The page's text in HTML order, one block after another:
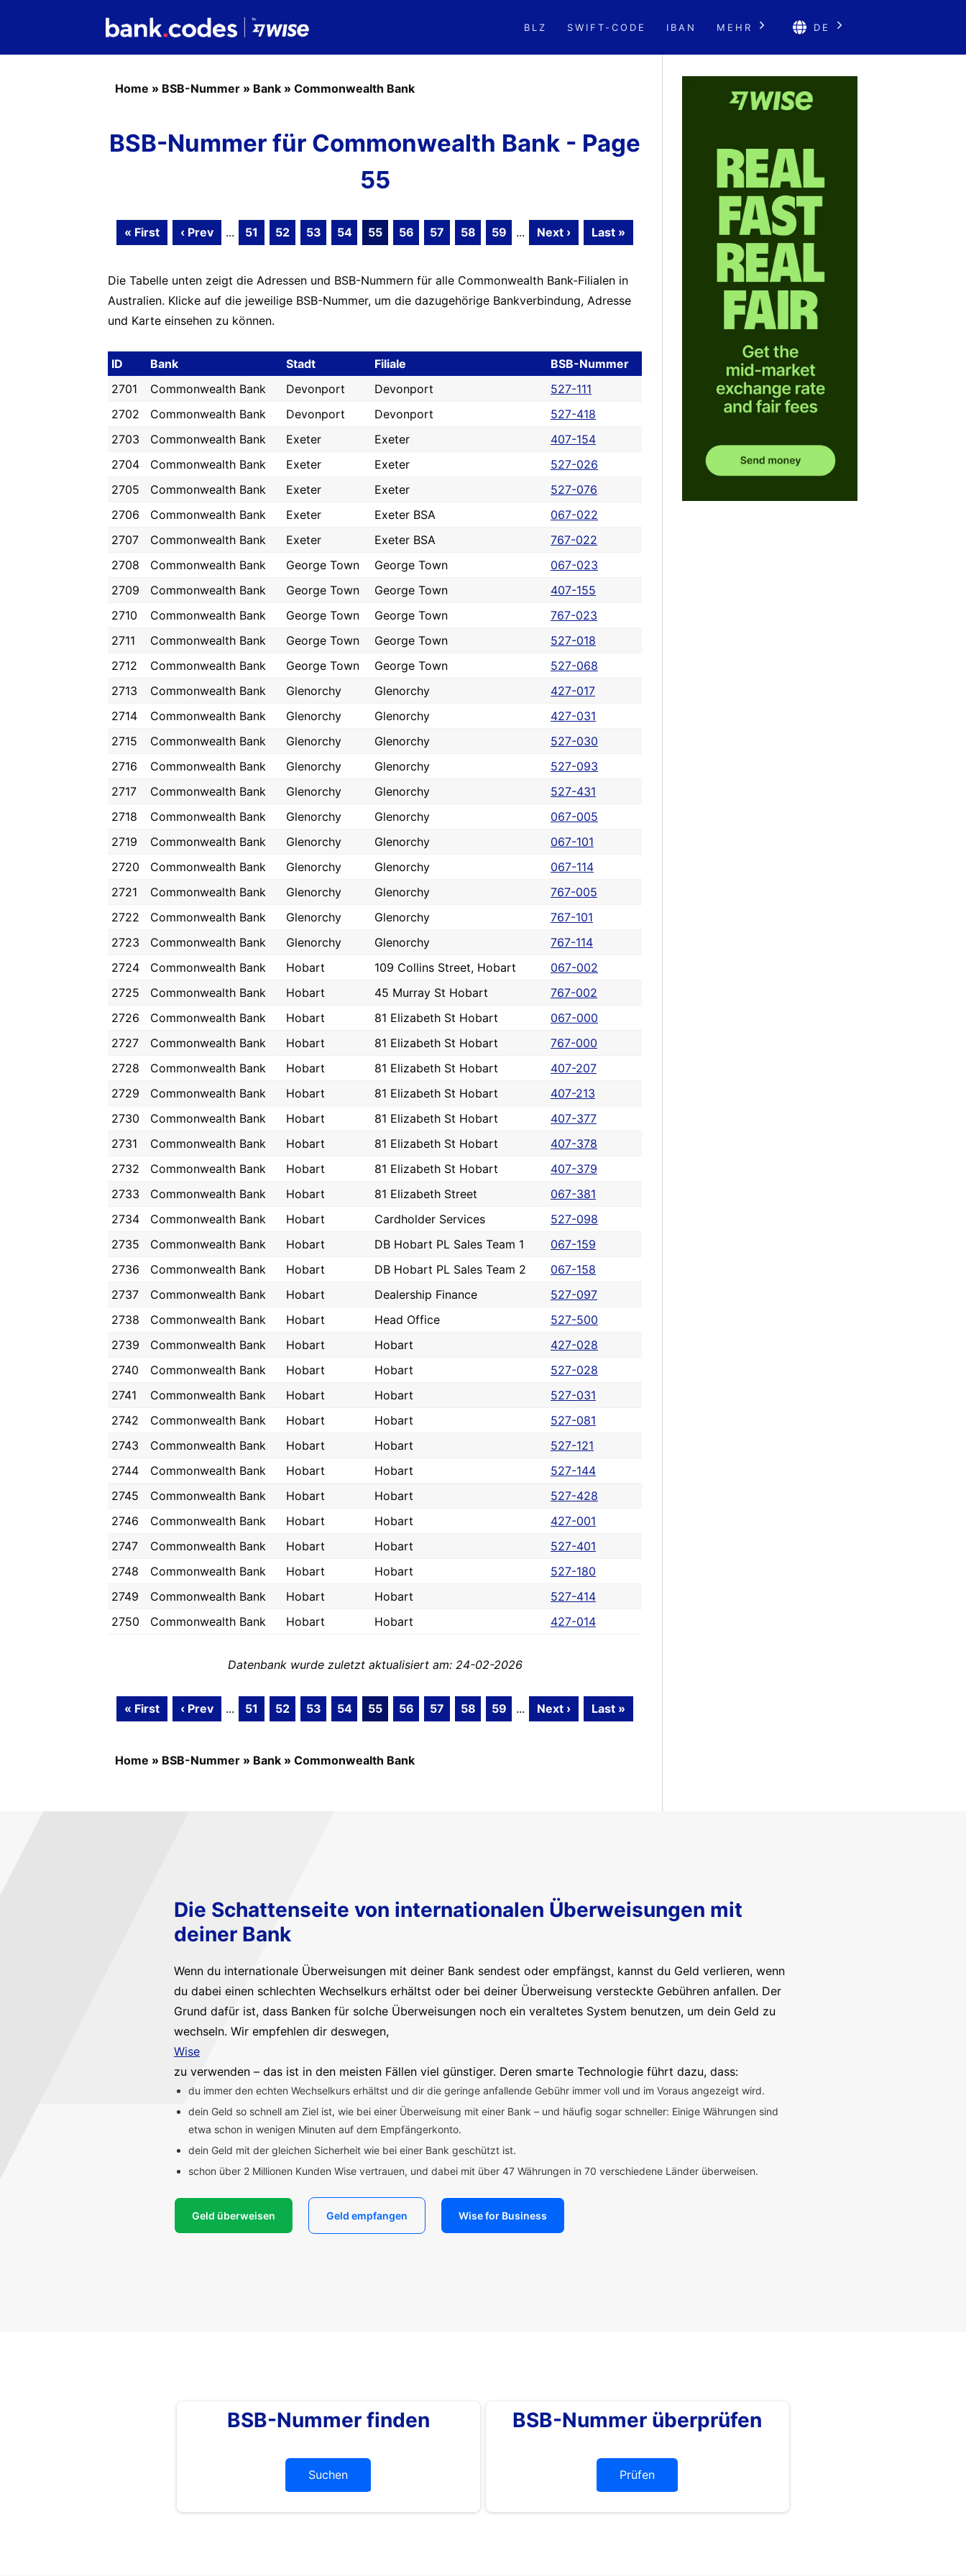
BLZ SWIFT-CODE IBAN MEHR DE
Home » BSB-Nummer » Bank » Commonwealth Bank
BSB-Nummer für Commonwealth Bank - Page
55
« First ‹ Prev ... 51 52 53 54 55 56 57 58 59 ... Next › Last »
Die Tabelle unten zeigt die Adressen und BSB-Nummern für alle Commonwealth Bank-Filialen in
Australien. Klicke auf die jeweilige BSB-Nummer, um die dazugehörige Bankverbindung, Adresse
und Karte einsehen zu können.
ID Bank Stadt Filiale
BSB-Nummer
2701
Commonwealth Bank Devonport Devonport
527-111
2702
Commonwealth Bank Devonport Devonport
527-418
2703
Commonwealth Bank Exeter Exeter
407-154
2704
Commonwealth Bank Exeter Exeter
527-026
2705
Commonwealth Bank Exeter Exeter
527-076
2706
Commonwealth Bank Exeter Exeter BSA
067-022
2707
Commonwealth Bank Exeter Exeter BSA
767-022
2708
Commonwealth Bank George Town George Town
067-023
2709
Commonwealth Bank George Town George Town
407-155
2710
Commonwealth Bank George Town George Town
767-023
2711
Commonwealth Bank George Town George Town
527-018
2712
Commonwealth Bank George Town George Town
527-068
2713
Commonwealth Bank Glenorchy Glenorchy
427-017
2714
Commonwealth Bank Glenorchy Glenorchy
427-031
2715
Commonwealth Bank Glenorchy Glenorchy
527-030
2716
Commonwealth Bank Glenorchy Glenorchy
527-093
2717
Commonwealth Bank Glenorchy Glenorchy
527-431
2718
Commonwealth Bank Glenorchy Glenorchy
067-005
2719
Commonwealth Bank Glenorchy Glenorchy
067-101
2720
Commonwealth Bank Glenorchy Glenorchy
067-114
2721
Commonwealth Bank Glenorchy Glenorchy
767-005
2722
Commonwealth Bank Glenorchy Glenorchy
767-101
2723
Commonwealth Bank Glenorchy Glenorchy
767-114
2724
Commonwealth Bank Hobart 109 Collins Street, Hobart
067-002
2725
Commonwealth Bank Hobart 45 Murray St Hobart
767-002
2726
Commonwealth Bank Hobart 81 Elizabeth St Hobart
067-000
2727
Commonwealth Bank Hobart 81 Elizabeth St Hobart
767-000
2728
Commonwealth Bank Hobart 81 Elizabeth St Hobart
407-207
2729
Commonwealth Bank Hobart 81 Elizabeth St Hobart
407-213
2730
Commonwealth Bank Hobart 81 Elizabeth St Hobart
407-377
2731
Commonwealth Bank Hobart 81 Elizabeth St Hobart
407-378
2732
Commonwealth Bank Hobart 81 Elizabeth St Hobart
407-379
2733
Commonwealth Bank Hobart 81 Elizabeth Street
067-381
2734
Commonwealth Bank Hobart Cardholder Services
527-098
2735
Commonwealth Bank Hobart DB Hobart PL Sales Team 1
067-159
2736
Commonwealth Bank Hobart DB Hobart PL Sales Team 2
067-158
2737
Commonwealth Bank Hobart Dealership Finance
527-097
2738
Commonwealth Bank Hobart Head Office
527-500
2739
Commonwealth Bank Hobart Hobart
427-028
2740
Commonwealth Bank Hobart Hobart
527-028
2741
Commonwealth Bank Hobart Hobart
527-031
2742
Commonwealth Bank Hobart Hobart
527-081
2743
Commonwealth Bank Hobart Hobart
527-121
2744
Commonwealth Bank Hobart Hobart
527-144
2745
Commonwealth Bank Hobart Hobart
527-428
2746
Commonwealth Bank Hobart Hobart
427-001
2747
Commonwealth Bank Hobart Hobart
527-401
2748
Commonwealth Bank Hobart Hobart
527-180
2749
Commonwealth Bank Hobart Hobart
527-414
2750
Commonwealth Bank Hobart Hobart 427-014
Datenbank wurde zuletzt aktualisiert am: 24-02-2026
« First ‹ Prev ... 51 52 53 54 55 56 57 58 59 ... Next › Last »
Home » BSB-Nummer » Bank » Commonwealth Bank
Die Schattenseite von internationalen Überweisungen mit
deiner Bank
Wenn du internationale Überweisungen mit deiner Bank sendest oder empfängst, kannst du Geld verlieren, wenn
du dabei einen schlechten Wechselkurs erhältst oder bei deiner Überweisung versteckte Gebühren anfallen. Der
Grund dafür ist, dass Banken für solche Überweisungen noch ein veraltetes System benutzen, um dein Geld zu
wechseln. Wir empfehlen dir deswegen,
Wise
zu verwenden – das ist in den meisten Fällen viel günstiger. Deren smarte Technologie führt dazu, dass:
du immer den echten Wechselkurs erhältst und dir die geringe anfallende Gebühr immer voll und im Voraus angezeigt wird.
dein Geld so schnell am Ziel ist, wie bei einer Überweisung mit einer Bank – und häufig sogar schneller: Einige Währungen sind
etwa schon in wenigen Minuten auf dem Empfängerkonto.
dein Geld mit der gleichen Sicherheit wie bei einer Bank geschützt ist.
schon über 2 Millionen Kunden Wise vertrauen, und dabei mit über 47 Währungen in 70 verschiedene Länder überweisen.
Geld überweisen Geld empfangen Wise for Business
BSB-Nummer finden
Suchen
BSB-Nummer überprüfen
Prüfen